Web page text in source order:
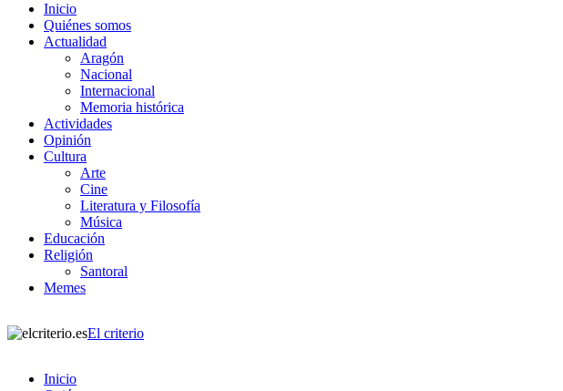
Inicio
Quiénes somos
Actualidad
Aragón
Nacional
Internacional
Memoria histórica
Actividades
Opinión
Cultura
Arte
Cine
Literatura y Filosofía
Música
Educación
Religión
Santoral
Memes
El criterio
Inicio